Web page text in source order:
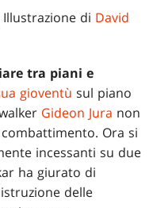
di David
tra piani e
gioventù sul piano
Gideon Jura non
Ora si
incessanti su due
ha giurato di
delle